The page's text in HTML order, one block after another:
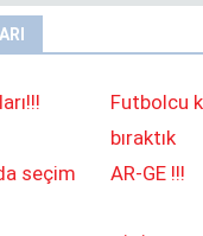
Futbolcu
bıraktık
seçim
AR-GE !!!
Hiçbir şey